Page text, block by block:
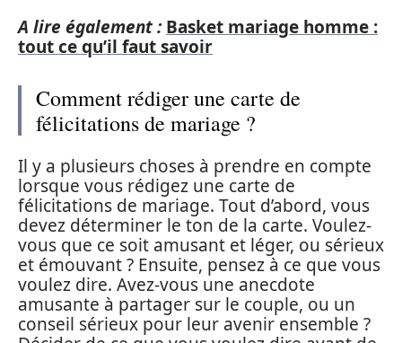
A lire également : Basket mariage homme :
tout ce qu’il faut savoir
Comment rédiger une carte de
félicitations de mariage ?
Il y a plusieurs choses à prendre en compte
lorsque vous rédigez une carte de
félicitations de mariage. Tout d’abord, vous
devez déterminer le ton de la carte. Voulez-
vous que ce soit amusant et léger, ou sérieux
et émouvant ? Ensuite, pensez à ce que vous
voulez dire. Avez-vous une anecdote
amusante à partager sur le couple, ou un
conseil sérieux pour leur avenir ensemble ?